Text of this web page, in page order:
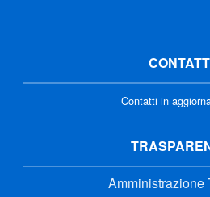
Contatti in
Amministrazione